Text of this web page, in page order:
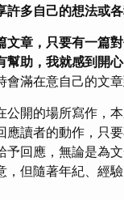
許多自己的想法或
文章，只要有一篇
幫助，我就感到開
會滿在意自己的文
公開的場所寫作，
應讀者的動作，只
予回應，無論是為
，但隨著年紀、經